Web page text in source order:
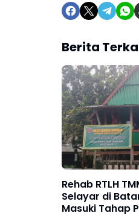
Berita
Rehab RTLH
Selayar di
Masuki Tahap